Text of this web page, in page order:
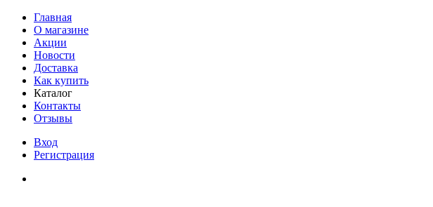
Главная
О магазине
Акции
Новости
Доставка
Как купить
Каталог
Контакты
Отзывы
Вход
Регистрация